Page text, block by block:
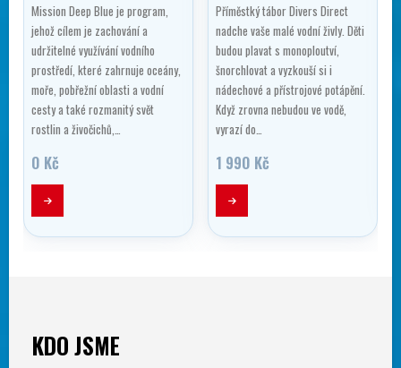
Mission Deep Blue je program,
jehož cílem je zachování a
udržitelné využívání vodního
prostředí, které zahrnuje oceány,
moře, pobřežní oblasti a vodní
cesty a také rozmanitý svět
rostlin a živočichů,…
0 Kč
Příměstký tábor Divers Direct
nadche vaše malé vodní živly. Děti
budou plavat s monoploutví,
šnorchlovat a vyzkouší si i
nádechové a přístrojové potápění.
Když zrovna nebudou ve vodě,
vyrazí do…
1 990 Kč
KDO JSME